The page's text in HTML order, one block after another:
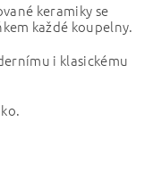
keramiky se
každé koupelny.
i klasickému